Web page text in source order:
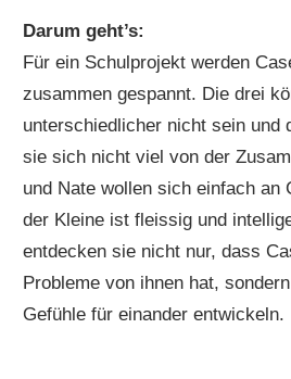
Darum geht’s:
Für ein Schulprojekt werden
zusammen gespannt. Die drei
unterschiedlicher nicht sein und
sie sich nicht viel von der
und Nate wollen sich einfach an
der Kleine ist fleissig und
entdecken sie nicht nur, dass
Probleme von ihnen hat,
Gefühle für einander entwickeln.